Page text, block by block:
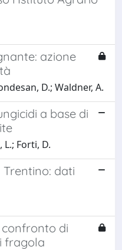
azione
D.; Waldner, A.
a base di
L.; Forti, D.
dati
di
fragola